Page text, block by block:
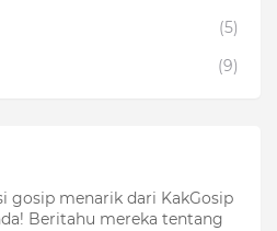
(5)
(9)
gosip menarik dari KakGosip
Beritahu mereka tentang